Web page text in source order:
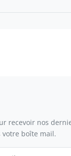
recevoir nos
boîte mail.